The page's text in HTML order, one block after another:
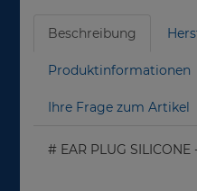
Beschreibung
Produktinformationen
Ihre Frage zum Artikel
# EAR PLUG